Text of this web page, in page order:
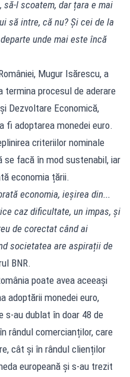
să-l scoatem, dar țara e mai
să intre, că nu? Și cei de la
unde mai este încă
Mugur Isărescu, a
termina procesul de aderare
Dezvoltare Economică,
fi adoptarea monedei euro.
criteriilor nominale
se facă în mod sustenabil, iar
economia țării.
economia, ieșirea din...
caz dificultate, un impas, și
de corectat când ai
societatea are aspirații de
BNR.
poate avea aceeași
adoptării monedei euro,
s-au dublat în doar 48 de
rândul comercianților, care
cât și în rândul clienților
europeană și s-au trezit